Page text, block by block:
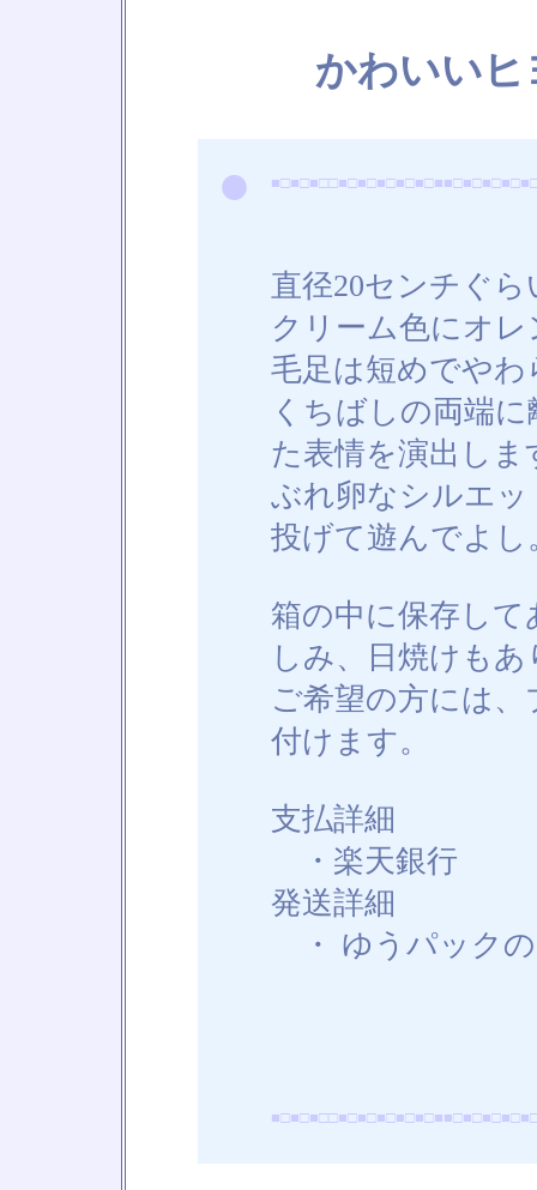
かわいい
●
直径20センチぐ
クリーム色にオ
毛足は短めでやわ
くちばしの両端
た表情を演出し
ぶれ卵なシルエ
投げて遊んでよし
箱の中に保存し
しみ、日焼けも
ご希望の方には
付けます。
支払詳細
・楽天銀行
発送詳細
・ ゆうパックの